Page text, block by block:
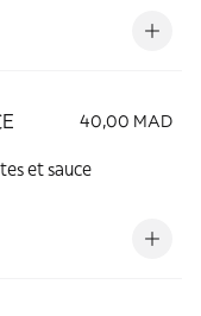
40,00 MAD
et sauce